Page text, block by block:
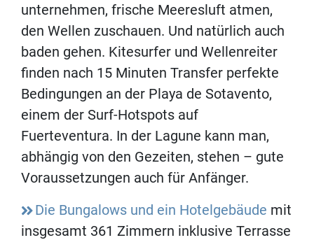
unternehmen, frische Meeresluft atmen,
den Wellen zuschauen. Und natürlich auch
baden gehen. Kitesurfer und Wellenreiter
finden nach 15 Minuten Transfer perfekte
Bedingungen an der Playa de Sotavento,
einem der Surf-Hotspots auf
Fuerteventura. In der Lagune kann man,
abhängig von den Gezeiten, stehen – gute
Voraussetzungen auch für Anfänger.
Die Bungalows und ein Hotelgebäude mit
insgesamt 361 Zimmern inklusive Terrasse